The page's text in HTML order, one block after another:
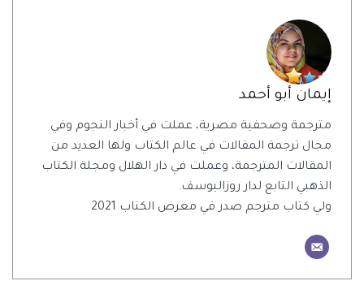
إيمان أبو أحمد
مترجمة وصحفية مصرية، عملت في أخبار النجوم وفي
مجال ترجمة المقالات في عالم الكتاب ولها العديد من
المقالات المترجمة، وعملت في دار الهلال ومجلة الكتاب
الذهبي التابع لدار روزاليوسف.
ولي كتاب مترجم صدر في معرض الكتاب 2021